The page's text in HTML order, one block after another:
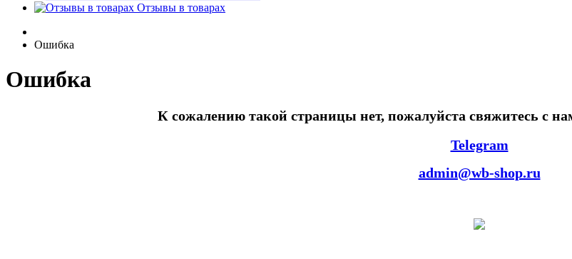
Отзывы в товарах
Ошибка
Ошибка
К сожалению такой страницы нет, пожалуйста свяжитесь с
Telegram
admin@wb-shop.ru